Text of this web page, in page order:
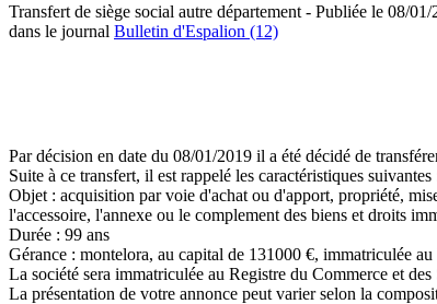
Transfert de siège social autre département - Publiée le 08/01/
dans le journal Bulletin d'Espalion (12)
Par décision en date du 08/01/2019 il a été décidé de
Suite à ce transfert, il est rappelé les caractéristiques suivantes
Objet : acquisition par voie d'achat ou d'apport, propriété,
l'accessoire, l'annexe ou le complement des biens et droits
Durée : 99 ans
Gérance : montelora, au capital de 131000 €, immatriculée
La société sera immatriculée au Registre du Commerce et
La présentation de votre annonce peut varier selon la